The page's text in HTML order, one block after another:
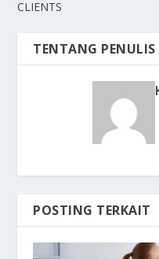
CLIENTS
TENTANG PENULIS
POSTING TERKAIT